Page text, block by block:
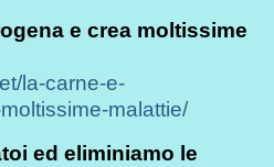
e crea moltissime
la-carne-e-
malattie/
ed eliminiamo le